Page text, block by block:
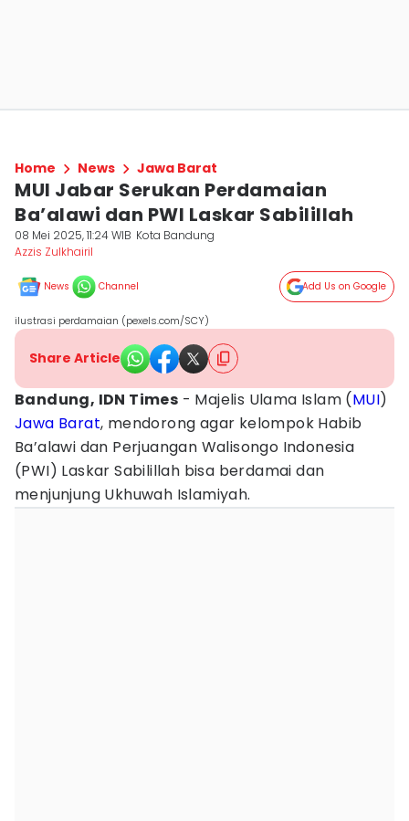
Home News Jawa Barat
MUI Jabar Serukan Perdamaian
Ba’alawi dan PWI Laskar Sabilillah
08 Mei 2025, 11:24 WIB Kota Bandung
Azzis Zulkhairil
News Channel Add Us on Google
ilustrasi perdamaian (pexels.com/SCY)
Share Article
Bandung, IDN Times - Majelis Ulama Islam (MUI)
Jawa Barat, mendorong agar kelompok Habib
Ba’alawi dan Perjuangan Walisongo Indonesia
(PWI) Laskar Sabilillah bisa berdamai dan
menjunjung Ukhuwah Islamiyah.